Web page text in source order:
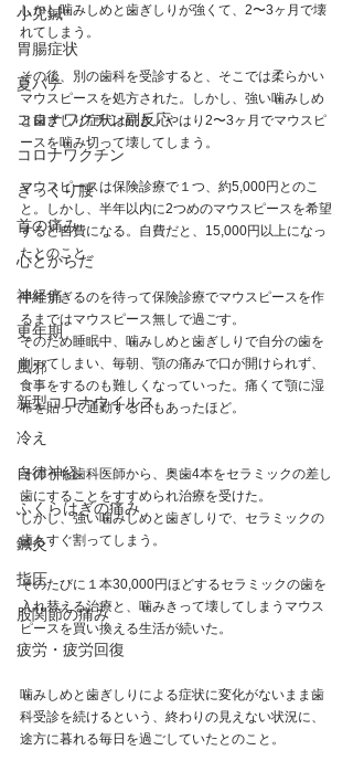
小児鍼
胃腸症状
夏バテ
コロナワクチン副反応
コロナワクチン
ぎっくり腰
首の痛み
心とからだ
神経痛
更年期
風邪
新型コロナウイルス
冷え
自律神経
ふくらはぎの痛み
鍼灸
指圧
股関節の痛み
疲労・疲労回復
しかし噛みしめと歯ぎしりが強くて、2〜3ヶ月で壊
れてしまう。
その後、別の歯科を受診すると、そこでは柔らかい
マウスピースを処方された。しかし、強い噛みしめ
と歯ぎしり症状は続き、やはり2〜3ヶ月でマウスピ
ースを噛み切って壊してしまう。
マウスピースは保険診療で１つ、約5,000円とのこ
と。しかし、半年以内に2つめのマウスピースを希望
すると自費になる。自費だと、15,000円以上になっ
たとのこと。
半年すぎるのを待って保険診療でマウスピースを作
るまではマウスピース無しで過ごす。
そのため睡眠中、噛みしめと歯ぎしりで自分の歯を
削ってしまい、毎朝、顎の痛みで口が開けられず、
食事をするのも難しくなっていった。痛くて顎に湿
布を貼って通勤する日もあったほど。
そのうち歯科医師から、奥歯4本をセラミックの差し
歯にすることをすすめられ治療を受けた。
しかし、強い噛みしめと歯ぎしりで、セラミックの
歯もすぐ割ってしまう。
そのたびに１本30,000円ほどするセラミックの歯を
入れ替える治療と、噛みきって壊してしまうマウス
ピースを買い換える生活が続いた。
噛みしめと歯ぎしりによる症状に変化がないまま歯
科受診を続けるという、終わりの見えない状況に、
途方に暮れる毎日を過ごしていたとのこと。